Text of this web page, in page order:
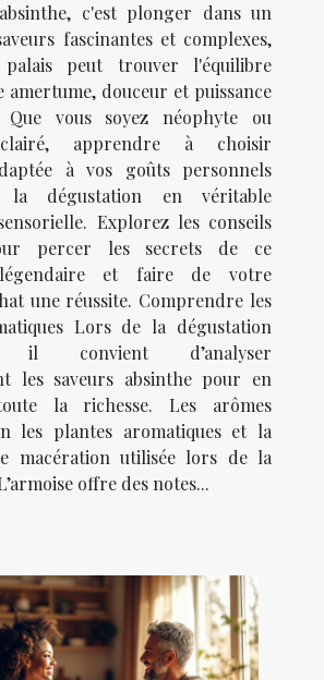
c'est plonger dans un
fascinantes et complexes,
peut trouver l'équilibre
douceur et puissance
Que vous soyez néophyte ou
apprendre à choisir
à vos goûts personnels
la dégustation en véritable
Explorez les conseils
percer les secrets de ce
et faire de votre
une réussite. Comprendre les
Lors de la dégustation
il convient d’analyser
les saveurs absinthe pour en
la richesse. Les arômes
les plantes aromatiques et la
macération utilisée lors de la
offre des notes...